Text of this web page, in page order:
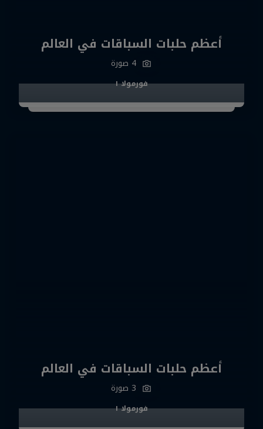
أعظم حلبات السباقات في العالم
4 صورة‎‎
فورمولا ١
أعظم حلبات السباقات في العالم
3 صورة‎‎
فورمولا ١